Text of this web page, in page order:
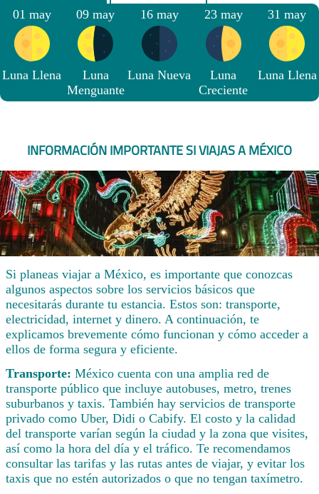
01 may
Luna Llena
09 may
Luna
Menguante
16 may
Luna Nueva
23 may
Luna
Creciente
31 may
Luna Llena
INFORMACIÓN IMPORTANTE SI VIAJAS A MÉXICO
Si planeas viajar a México, es importante que conozcas
algunos aspectos sobre los servicios básicos que
necesitarás durante tu estancia. Estos son: transporte,
electricidad, internet y dinero. A continuación, te
explicamos brevemente cómo funcionan y cómo acceder a
ellos de forma segura y eficiente.
Transporte: México cuenta con una amplia red de
transporte público que incluye autobuses, metro, trenes
suburbanos y taxis. También hay servicios de transporte
privado como Uber, Didi o Cabify. El costo y la calidad
del transporte varían según la ciudad y la zona que visites,
así como la hora del día y el tráfico. Te recomendamos
consultar las tarifas y las rutas antes de viajar, y evitar los
taxis que no estén autorizados o que no tengan taxímetro.